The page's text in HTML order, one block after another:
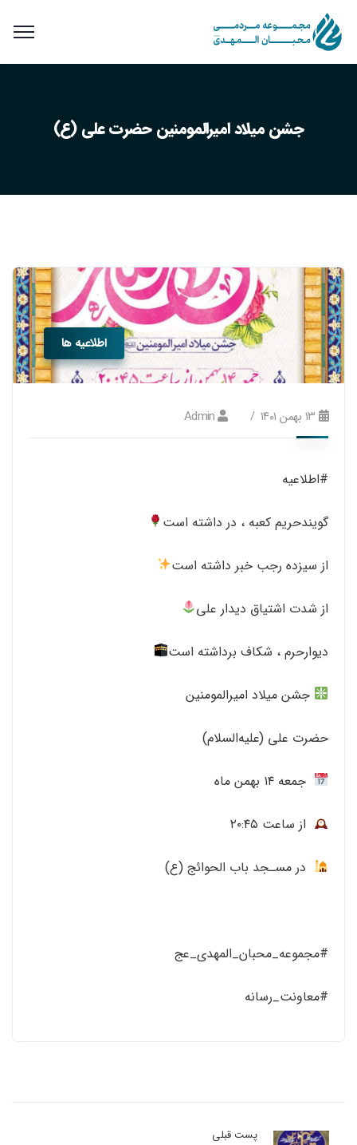
جشن میلاد امیرالمومنین حضرت علی (ع)
اطلاعیه ها
۱۳ بهمن ۱۴۰۱ Admin
#اطلاعیه
گویندحریم کعبه ، در داشته است
از سیزده رجب خبر داشته است
از شدت اشتیاق دیدار علی
دیوارحرم ، شکاف برداشته است
جشن میلاد امیرالمومنین
حضرت علی (علیه‌السلام)
‌ جمعه ۱٤ بهمن ماه
از ساعت ۲۰:۴۵
در مسـجد باب‌ الحوائج (ع)
#مجموعه_محبان_المهدی_عج
#معاونت_رسانه
پست قبلی